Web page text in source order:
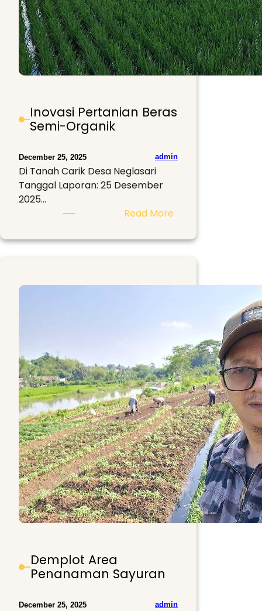
Inovasi Pertanian Beras
Semi-Organik
December 25, 2025 admin
Di Tanah Carik Desa Neglasari
Tanggal Laporan: 25 Desember
2025…
Read More:
Pertanian
Organik
Demplot Area
Penanaman Sayuran
December 25, 2025 admin